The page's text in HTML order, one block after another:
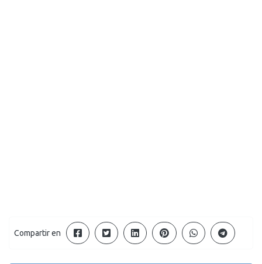
Compartir en